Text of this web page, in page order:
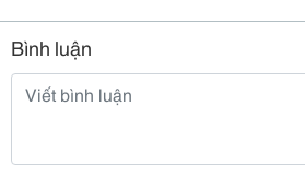
Bình luận